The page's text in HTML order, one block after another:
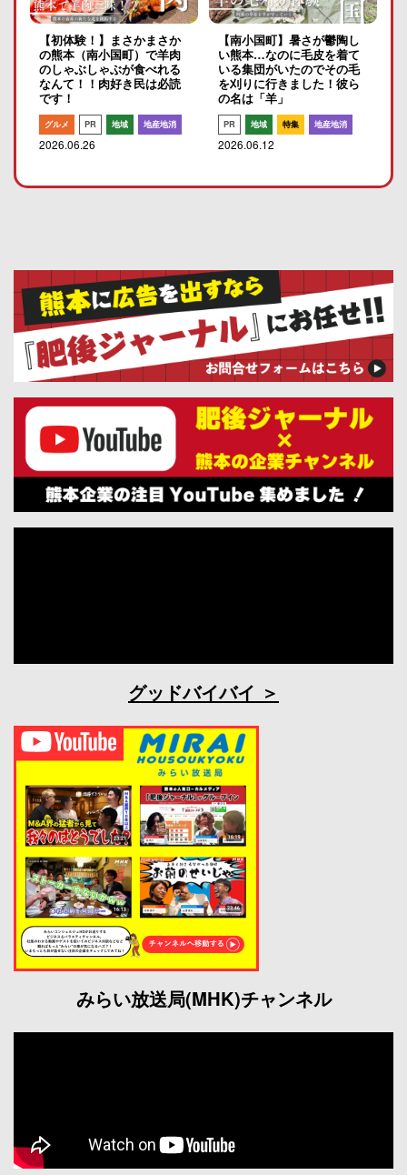
【初体験！】まさかまさか
の熊本（南小国町）で羊肉
のしゃぶしゃぶが食べれる
なんて！！肉好き民は必読
です！
グルメ PR 地域 地産地消
2026.06.26
【南小国町】暑さが鬱陶し
い熊本…なのに毛皮を着て
いる集団がいたのでその毛
を刈りに行きました！彼ら
の名は「羊」
PR 地域 特集 地産地消
2026.06.12
グッドバイバイ
みらい放送局(MHK)チャンネル